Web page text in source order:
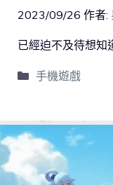
2023/09/26 作者:
已經迫不及待想知
手機遊戲